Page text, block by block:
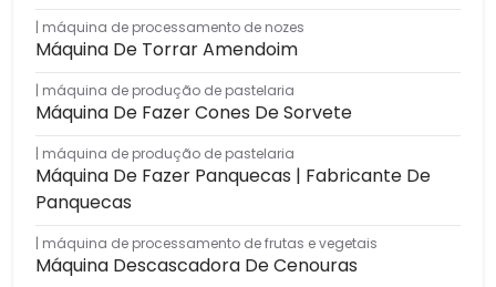
máquina de processamento de nozes
Máquina De Torrar Amendoim
máquina de produção de pastelaria
Máquina De Fazer Cones De Sorvete
máquina de produção de pastelaria
Máquina De Fazer Panquecas | Fabricante De
Panquecas
máquina de processamento de frutas e vegetais
Máquina Descascadora De Cenouras